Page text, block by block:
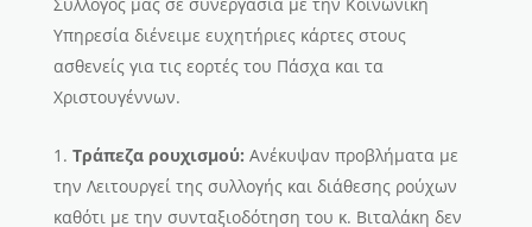
Σύλλογός μας σε συνεργασία με την Κοινωνική
Υπηρεσία διένειμε ευχητήριες κάρτες στους
ασθενείς για τις εορτές του Πάσχα και τα
Χριστουγέννων.
Τράπεζα ρουχισμού: Ανέκυψαν προβλήματα με
την Λειτουργεί της συλλογής και διάθεσης ρούχων
καθότι με την συνταξιοδότηση του κ. Βιταλάκη δεν